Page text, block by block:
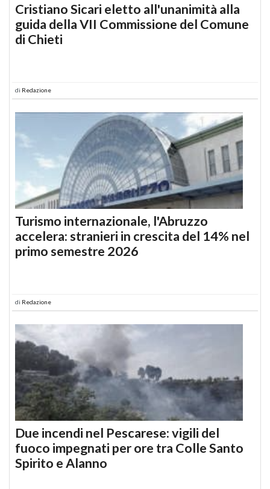
Cristiano Sicari eletto all'unanimità alla
guida della VII Commissione del Comune
di Chieti
di Redazione
Turismo internazionale, l'Abruzzo
accelera: stranieri in crescita del 14% nel
primo semestre 2026
di Redazione
Due incendi nel Pescarese: vigili del
fuoco impegnati per ore tra Colle Santo
Spirito e Alanno